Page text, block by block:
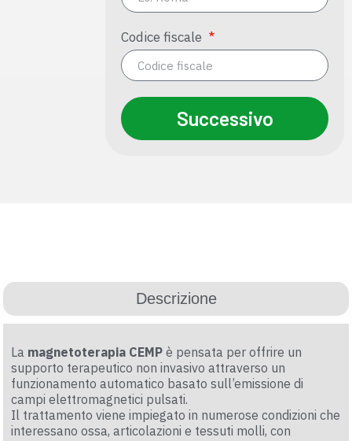
Codice fiscale
Successivo
Descrizione
La magnetoterapia CEMP è pensata per offrire un
supporto terapeutico non invasivo attraverso un
funzionamento automatico basato sull’emissione di
campi elettromagnetici pulsati.
Il trattamento viene impiegato in numerose condizioni che
interessano ossa, articolazioni e tessuti molli, con